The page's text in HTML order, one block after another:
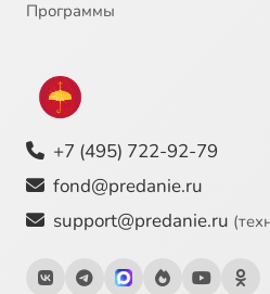
Программы
+7 (495) 722-92-79
fond@predanie.ru
support@predanie.ru